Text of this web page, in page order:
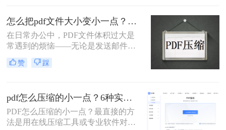
件的方法。
怎么把pdf文件大小变小一点？四种方法对比，一看就懂！
在日常办公中，PDF文件体积过大是
常遇到的烦恼——无论是发送邮件受
限于附件大小，还是上传系统提示文
件超限，都让人头疼。那么，怎么把
解操作步骤，您可根据文件数量、压
缩质量要求和隐私需求快速选择最合
适的方法。
赞 踩
pdf怎么压缩的小一点？6种实用方法详解（2026最新）
PDF怎么压缩的小一点？最直接的方
法是用在线压缩工具或专业软件对